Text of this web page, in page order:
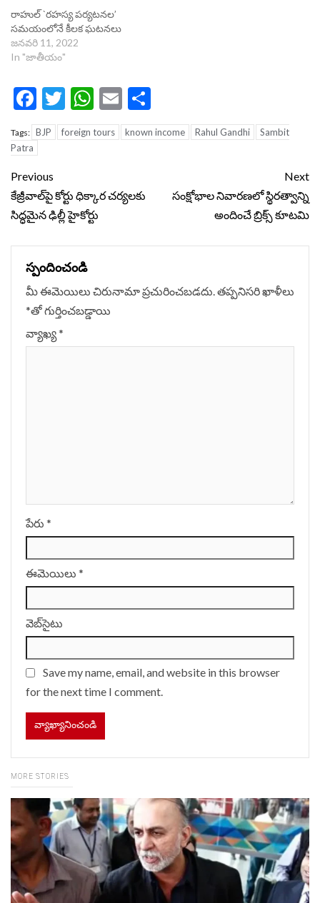
రాహుల్ `రహస్య పర్యటనల’
సమయంలోనే కీలక ఘటనలు
జనవరి 11, 2022
In "జాతీయం"
Facebook
Twitter
WhatsApp
Email
Tags: BJP foreign tours known income Rahul Gandhi
Sambit
Patra
Continue
Reading
Previous
కేజ్రీవాల్‌పై కోర్టు ధిక్కార చర్యలకు
సిద్ధమైన ఢిల్లీ హైకోర్టు
Next
సంక్షోభాల నివారణలో స్థిరత్వాన్ని
అందించే బ్రిక్స్ కూటమి
స్పందించండి
మీ ఈమెయిలు చిరునామా ప్రచురించబడదు.తప్పనిసరి ఖాళీలు
*‌తో గుర్తించబడ్డాయి
వ్యాఖ్య*
పేరు *
ఈమెయిలు *
వెబ్‌సైటు
Save my name, email, and website in this browser
for the next time I comment.
MORE STORIES